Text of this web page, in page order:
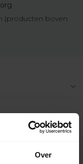
Over
(producten boven
van een